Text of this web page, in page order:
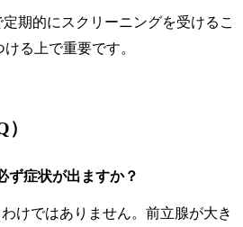
期的にスクリーニングを受けるこ
る上で重要です。
ず症状が出ますか？
けではありません。前立腺が大き